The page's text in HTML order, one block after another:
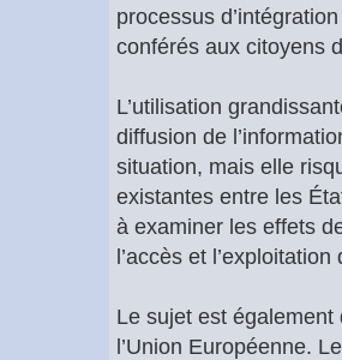
processus
conférés aux citoyens
L’utilisation
diffusion de
situation, mais elle
existantes entre les
à examiner les effets
l’accès et
Le sujet est également
l’Union Européenne.